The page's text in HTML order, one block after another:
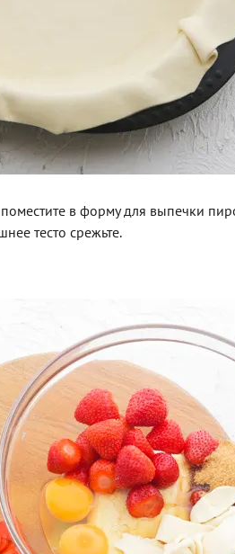
поместите в форму для выпечки
тесто срежьте.